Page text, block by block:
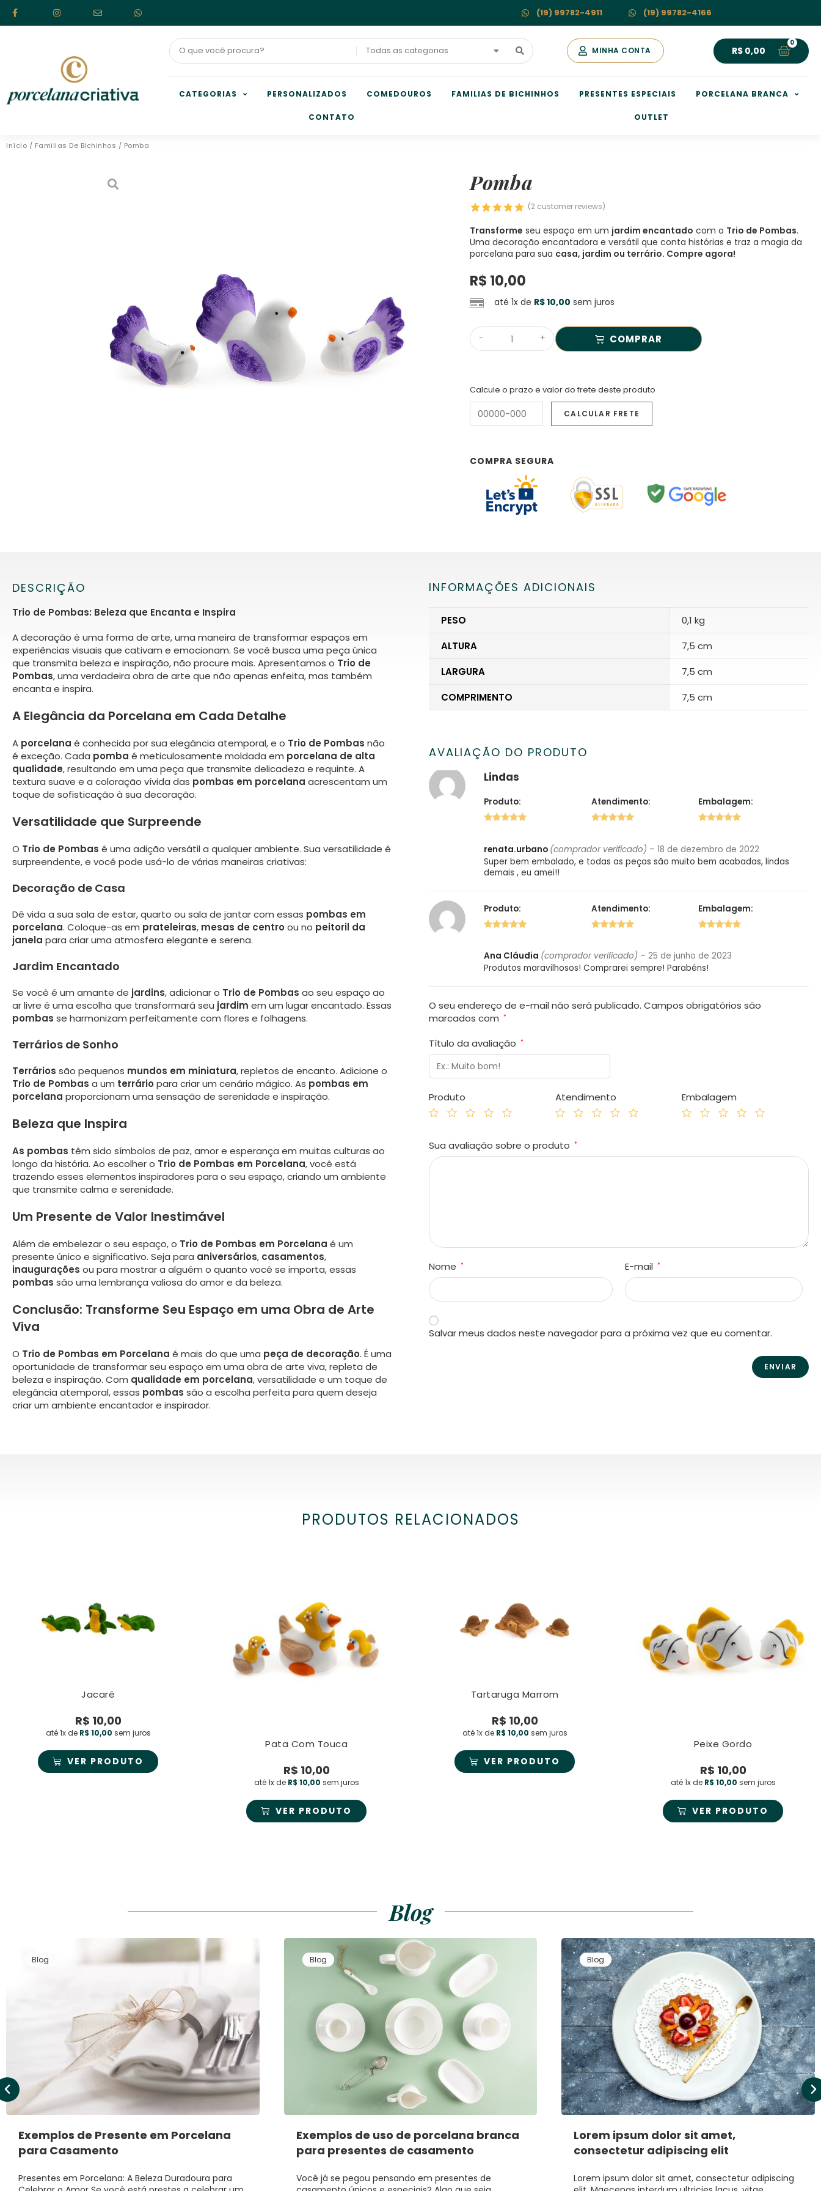
(19) 99782-4911 (19) 99782-4166
Todas as categorias MINHA CONTA R$0,00
CATEGORIAS PERSONALIZADOS COMEDOUROS FAMILIAS DE BICHINHOS PRESENTES ESPECIAIS PORCELANA BRANCA
CONTATO OUTLET
Início / Familias De Bichinhos / Pomba
Pomba
(2 customer reviews)
Transforme seu espaço em um jardim encantado com o Trio de Pombas.
Uma decoração encantadora e versátil que conta histórias e traz a magia da
porcelana para sua casa, jardim ou terrário. Compre agora!
R$ 10,00
até 1x de R$10,00 sem juros
- + COMPRAR
Calcule o prazo e valor do frete deste produto
COMPRA SEGURA
DESCRIÇÃO
Trio de Pombas: Beleza que Encanta e Inspira
A decoração é uma forma de arte, uma maneira de transformar espaços em
experiências visuais que cativam e emocionam. Se você busca uma peça única
que transmita beleza e inspiração, não procure mais. Apresentamos o Trio de
Pombas, uma verdadeira obra de arte que não apenas enfeita, mas também
encanta e inspira.
A Elegância da Porcelana em Cada Detalhe
A porcelana é conhecida por sua elegância atemporal, e o Trio de Pombas não
é exceção. Cada pomba é meticulosamente moldada em porcelana de alta
qualidade, resultando em uma peça que transmite delicadeza e requinte. A
textura suave e a coloração vívida das pombas em porcelana acrescentam um
toque de sofisticação à sua decoração.
Versatilidade que Surpreende
O Trio de Pombas é uma adição versátil a qualquer ambiente. Sua versatilidade é
surpreendente, e você pode usá-lo de várias maneiras criativas:
Decoração de Casa
Dê vida a sua sala de estar, quarto ou sala de jantar com essas pombas em
porcelana. Coloque-as em prateleiras, mesas de centroou no peitoril da
janela para criar uma atmosfera elegante e serena.
Jardim Encantado
Se você é um amante de jardins, adicionar o Trio de Pombas ao seu espaço ao
ar livre é uma escolha que transformará seu jardim em um lugar encantado. Essas
pombas se harmonizam perfeitamente com flores e folhagens.
Terrários de Sonho
Terrários são pequenos mundos em miniatura, repletos de encanto. Adicione o
Trio de Pombas a um terráriopara criar um cenário mágico. As pombas em
porcelana proporcionam uma sensação de serenidade e inspiração.
Beleza que Inspira
As pombas têm sido símbolos de paz, amor e esperança em muitas culturas ao
longo da história. Ao escolher o Trio de Pombas em Porcelana, você está
trazendo esses elementos inspiradores para o seu espaço, criando um ambiente
que transmite calma e serenidade.
Um Presente de Valor Inestimável
Além de embelezar o seu espaço, o Trio de Pombas em Porcelana é um
presente único e significativo. Seja para aniversários, casamentos,
inaugurações ou para mostrar a alguém o quanto você se importa, essas
pombas são uma lembrança valiosa do amor e da beleza.
Conclusão: Transforme Seu Espaço em uma Obra de Arte
Viva
O Trio de Pombas em Porcelana é mais do que uma peça de decoração. É uma
oportunidade de transformar seu espaço em uma obra de arte viva, repleta de
beleza e inspiração. Com qualidade em porcelana, versatilidade e um toque de
elegância atemporal, essas pombas são a escolha perfeita para quem deseja
criar um ambiente encantador e inspirador.
INFORMAÇÕES ADICIONAIS
PESO
0,1 kg
ALTURA
7,5 cm
LARGURA
7,5 cm
COMPRIMENTO
7,5 cm
AVALIAÇÃO DO PRODUTO
Lindas
Produto: Atendimento: Embalagem:
renata.urbano (comprador verificado) – 18 de dezembro de 2022
Super bem embalado, e todas as peças são muito bem acabadas, lindas
demais , eu amei!!
Produto: Atendimento: Embalagem:
Ana Cláudia (comprador verificado) – 25 de junho de 2023
Produtos maravilhosos! Comprarei sempre! Parabéns!
O seu endereço de e-mail não será publicado. Campos obrigatórios são
marcados com *
Título da avaliação *
Produto Atendimento Embalagem
Sua avaliação sobre o produto *
Nome * E-mail *
Salvar meus dados neste navegador para a próxima vez que eu comentar.
PRODUTOS RELACIONADOS
Jacaré
R$ 10,00
até 1x de R$ 10,00 sem juros
VER PRODUTO
Pata Com Touca
R$ 10,00
até 1x de R$ 10,00 sem juros
VER PRODUTO
Tartaruga Marrom
R$ 10,00
até 1x de R$ 10,00 sem juros
VER PRODUTO
Peixe Gordo
R$ 10,00
até 1x de R$ 10,00 sem juros
VER PRODUTO
Blog
Blog
Exemplos de Presente em Porcelana
para Casamento
Presentes em Porcelana: A Beleza Duradoura para
Blog
Exemplos de uso de porcelana branca
para presentes de casamento
Você já se pegou pensando em presentes de
Blog
Lorem ipsum dolor sit amet,
consectetur adipiscing elit
Lorem ipsum dolor sit amet, consectetur adipiscing